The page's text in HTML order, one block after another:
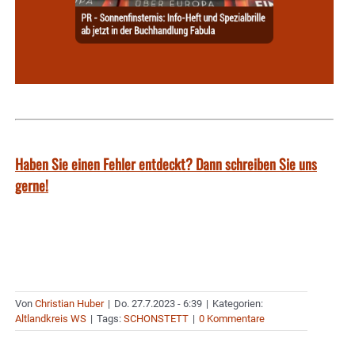
Haben Sie einen Fehler entdeckt? Dann schreiben Sie uns
gerne!
Von Christian Huber | Do. 27.7.2023 - 6:39 | Kategorien:
Altlandkreis WS | Tags: SCHONSTETT | 0 Kommentare